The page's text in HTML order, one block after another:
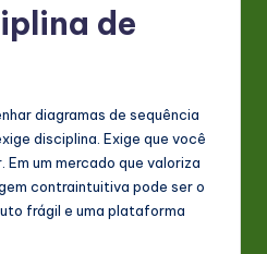
de
diagramas de sequência
disciplina. Exige que você
um mercado que valoriza
contraintuitiva pode ser o
frágil e uma plataforma